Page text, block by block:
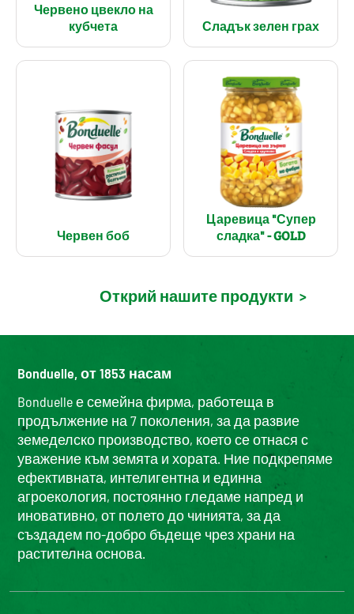
Червено цвекло на
кубчета
Сладък зелен грах
Червен боб
Царевица "Супер
сладка" - GOLD
Открий нашите продукти >
Bonduelle, от 1853 насам
Bonduelle е семейна фирма, работеща в
продължение на 7 поколения, за да развие
земеделско производство, което се отнася с
уважение към земята и хората. Ние подкрепяме
ефективната, интелигентна и единна
агроекология, постоянно гледаме напред и
иновативно, от полето до чинията, за да
създадем по-добро бъдеще чрез храни на
растителна основа.